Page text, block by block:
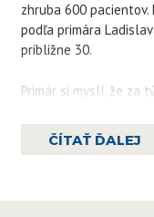
zhruba 600
podľa primára
približne 30.
Primár si myslí, že za
pošle k neurológovi,
stredového nervu v
ČÍTAŤ ĎALEJ